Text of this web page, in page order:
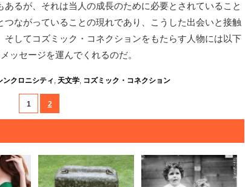
るが、それは当人の成長のために必要とされていること
ながっていることの現れであり、こうした出会いと接触
してコズミック・コネクションをもたらす人物には以下
ッセージを運んでくれるのだ。
ンクロニシティ , 天文学, コズミック・コネクション
1 2